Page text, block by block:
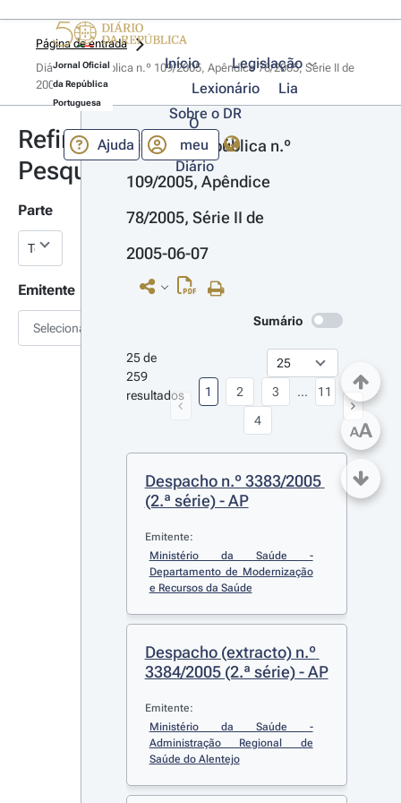
Jornal Oficial
da República
Portuguesa
Início
Legislação
Lexionário
Lia
Sobre o DR
Ajuda
O
meu
Diário
Página de entrada
Diário da República n.º 109/2005, Apêndice 78/2005, Série II de
2005-06-07
Refinar
Pesquisa
Parte
Emitente
Selecionar
Diário da República n.º
109/2005, Apêndice
78/2005, Série II de
2005-06-07
Sumário
25 de
259
resultados
1 2
3
4
... 11
Despacho n.º 3383/2005
(2.ª série) - AP
Emitente:
Ministério da Saúde -
Departamento de Modernização
e Recursos da Saúde
Despacho (extracto) n.º
3384/2005 (2.ª série) - AP
Emitente:
Ministério da Saúde -
Administração Regional de
Saúde do Alentejo
AA